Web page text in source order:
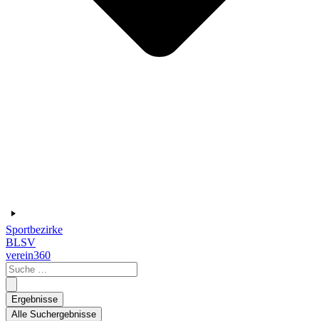
Sportbezirke
BLSV
verein360
Search
...
Ergebnisse
Alle Suchergebnisse